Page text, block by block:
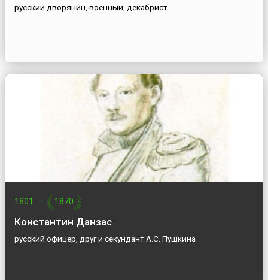
русский дворянин, военный, декабрист
1801 — 1870
Константин Данзас
русский офицер, друг и секундант А.С. Пушкина